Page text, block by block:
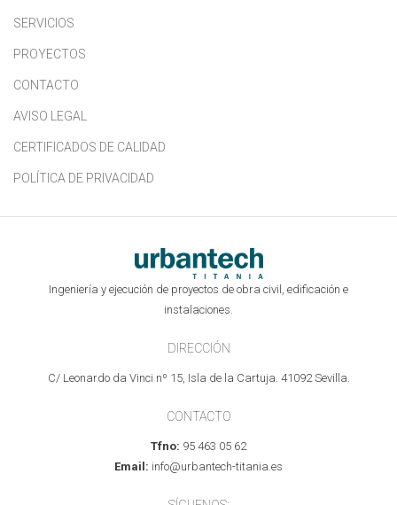
SERVICIOS
PROYECTOS
CONTACTO
AVISO LEGAL
CERTIFICADOS DE CALIDAD
POLÍTICA DE PRIVACIDAD
Ingeniería y ejecución de proyectos de obra civil, edificación e
instalaciones.
DIRECCIÓN
C/ Leonardo da Vinci nº 15, Isla de la Cartuja. 41092 Sevilla.
CONTACTO
Tfno: 95 463 05 62
Email: info@urbantech-titania.es